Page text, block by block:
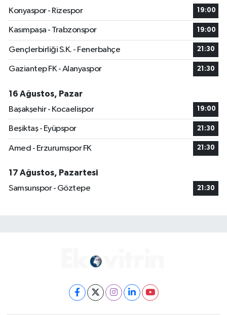
Konyaspor - Rizespor
19:00
Kasımpaşa - Trabzonspor 19:00
Gençlerbirliği S.K. - Fenerbahçe 21:30
Gaziantep FK - Alanyaspor 21:30
16 Ağustos, Pazar
Başakşehir - Kocaelispor
19:00
Beşiktaş - Eyüpspor 21:30
Amed - Erzurumspor FK 21:30
17 Ağustos, Pazartesi
Samsunspor - Göztepe
21:30